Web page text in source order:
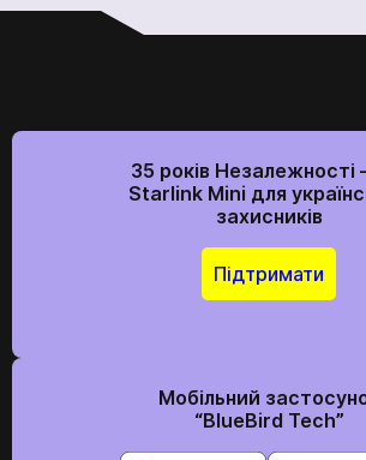
35 років Незалежності
Starlink Mini для
захисників
Підтримати
Мобільний
“BlueBird Tech”